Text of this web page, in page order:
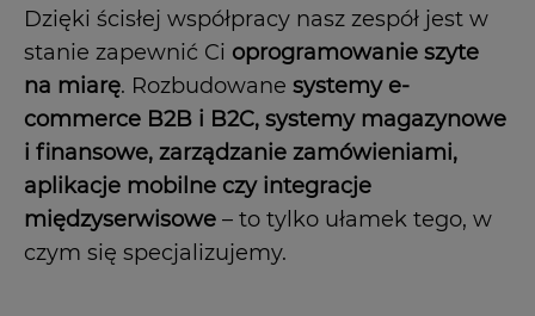
Dzięki ścisłej współpracy nasz zespół jest w
stanie zapewnić Ci oprogramowanie szyte
na miarę. Rozbudowane systemy e-
commerce B2B i B2C, systemy magazynowe
i finansowe, zarządzanie zamówieniami,
aplikacje mobilne czy integracje
międzyserwisowe – to tylko ułamek tego, w
czym się specjalizujemy.